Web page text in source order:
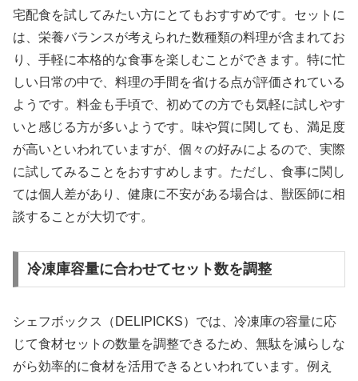
宅配食を試してみたい方にとてもおすすめです。セットに
は、栄養バランスが考えられた数種類の料理が含まれてお
り、手軽に本格的な食事を楽しむことができます。特に忙
しい日常の中で、料理の手間を省ける点が評価されている
ようです。料金も手頃で、初めての方でも気軽に試しやす
いと感じる方が多いようです。味や質に関しても、満足度
が高いといわれていますが、個々の好みによるので、実際
に試してみることをおすすめします。ただし、食事に関し
ては個人差があり、健康に不安がある場合は、獣医師に相
談することが大切です。
冷凍庫容量に合わせてセット数を調整
シェフボックス（DELIPICKS）では、冷凍庫の容量に応
じて食材セットの数量を調整できるため、無駄を減らしな
がら効率的に食材を活用できるといわれています。例え